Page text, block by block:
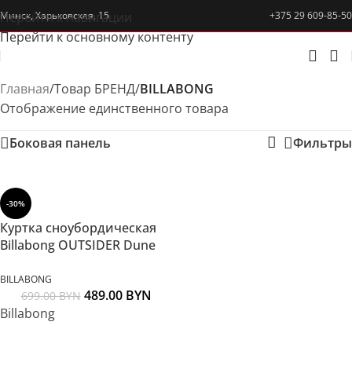
Перейти к навигации
Перейти к основному контенту
Минск, Харьковская, 15 +375 29 609-85-50
Главная/Товар БРЕНД/BILLABONG
Отображение единственного товара
Боковая панель
Фильтры
-30%
Куртка сноубордическая
Billabong OUTSIDER Dune
BILLABONG
699.00BYN 489.00 BYN
Billabong